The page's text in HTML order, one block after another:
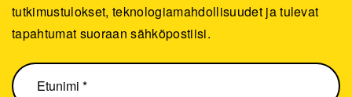
tutkimustulokset, teknologiamahdollisuudet ja tulevat
tapahtumat suoraan sähköpostiisi.